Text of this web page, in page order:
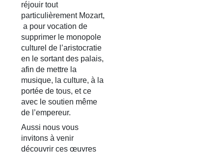
réjouir tout
particulièrement Mozart,
a pour vocation de
supprimer le monopole
culturel de l’aristocratie
en le sortant des palais,
afin de mettre la
musique, la culture, à la
portée de tous, et ce
avec le soutien même
de l’empereur.
Aussi nous vous
invitons à venir
découvrir ces œuvres